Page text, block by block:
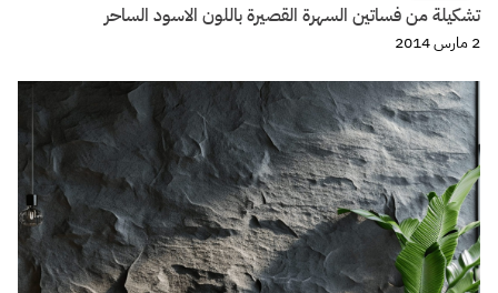
تشكيلة من فساتين السهرة القصيرة باللون الاسود الساحر
2 مارس 2014